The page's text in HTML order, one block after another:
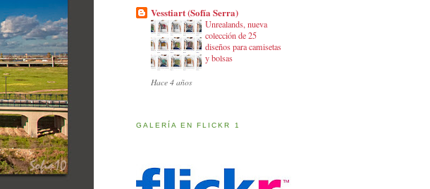
Vesstiart (Sofía Serra)
Unrealands, nueva
colección de 25
diseños para camisetas
y bolsas
Hace 4 años
GALERÍA EN FLICKR 1